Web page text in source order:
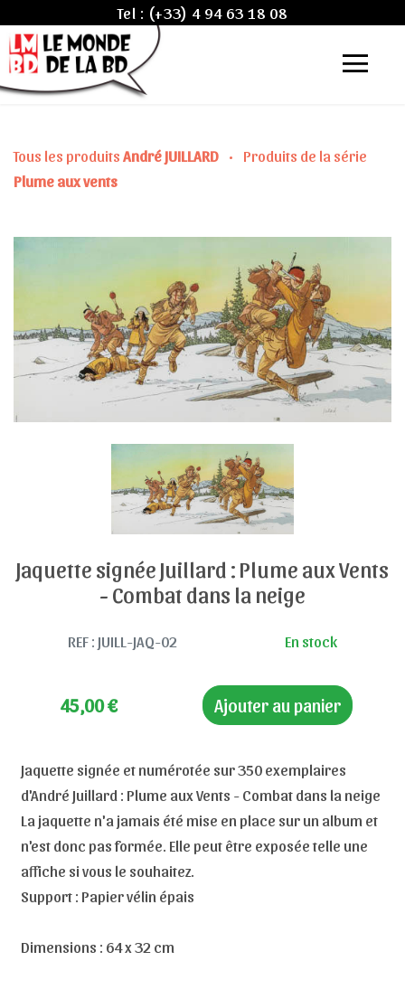
Tel : (+33) 4 94 63 18 08
Tous les produits André JUILLARD •
Produits de la série
Plume aux vents
Jaquette signée Juillard : Plume aux Vents
- Combat dans la neige
REF : JUILL-JAQ-02 En stock
45,00€ Ajouter au panier
Jaquette signée et numérotée sur 350 exemplaires
d'André Juillard : Plume aux Vents - Combat dans la neige
La jaquette n'a jamais été mise en place sur un album et
n'est donc pas formée. Elle peut être exposée telle une
affiche si vous le souhaitez.
Support : Papier vélin épais
Dimensions : 64 x 32 cm